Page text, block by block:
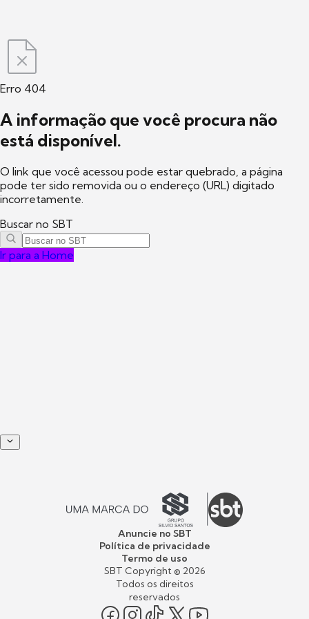
Erro 404
A informação que você procura não
está disponível.
O link que você acessou pode estar quebrado, a página
pode ter sido removida ou o endereço (URL) digitado
incorretamente.
Buscar no SBT
Ir para a Home
Anuncie no SBT
Política de privacidade
Termo de uso
SBT Copyright © 2026
Todos os direitos
reservados